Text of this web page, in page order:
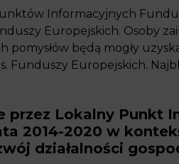
Informacyjnych
Europejskich. Osoby
pomysłów będą mogły
Funduszy Europejskich.
przez Lokalny Punkt
2014-2020 w
działalności